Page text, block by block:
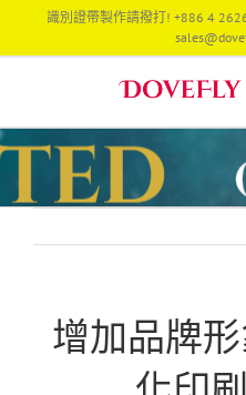
content
識別證帶製作請撥打! +886 4
增加品牌形